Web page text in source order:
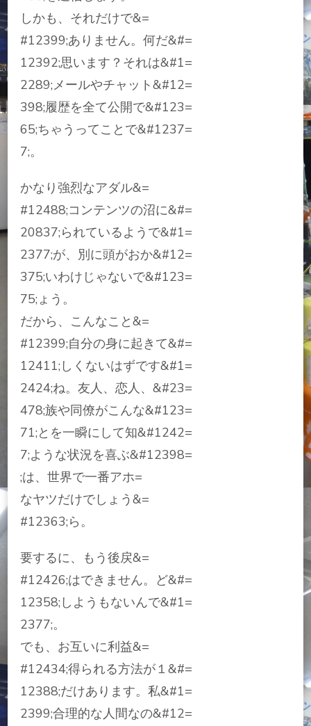
しかも、それだけで&=
#12399;ありません。何だ&#=
12392;思います？それは&#1=
2289;メールやチャット&#12=
398;履歴を全て公開で&#123=
65;ちゃうってことで&#1237=
7;。
かなり強烈なアダル&=
#12488;コンテンツの沼に&#=
20837;られているようで&#1=
2377;が、別に頭がおか&#12=
375;いわけじゃないで&#123=
75;ょう。
だから、こんなこと&=
#12399;自分の身に起きて&#=
12411;しくないはずです&#1=
2424;ね。友人、恋人、&#23=
478;族や同僚がこんな&#123=
71;とを一瞬にして知&#1242=
7;ような状況を喜ぶ&#12398=
;は、世界で一番アホ=
なヤツだけでしょう&=
#12363;ら。
要するに、もう後戻&=
#12426;はできません。ど&#=
12358;しようもないんで&#1=
2377;。
でも、お互いに利益&=
#12434;得られる方法が１&#=
12388;だけあります。私&#1=
2399;合理的な人間なの&#12=